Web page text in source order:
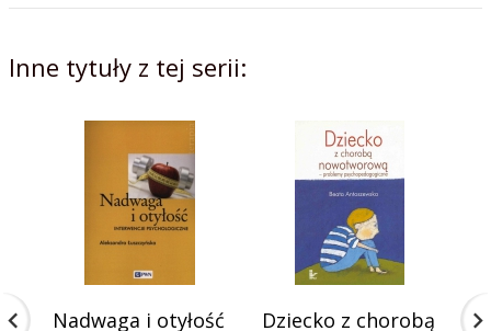
Inne tytuły z tej serii:
Nadwaga i otyłość
Dziecko z chorobą